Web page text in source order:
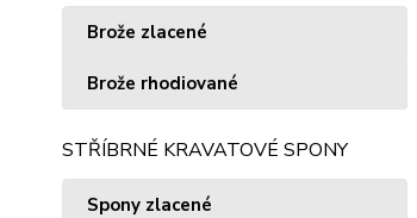
Brože zlacené
Brože rhodiované
STŘÍBRNÉ KRAVATOVÉ SPONY
Spony zlacené